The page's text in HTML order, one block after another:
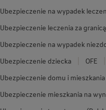
Ubezpieczenie na wypadek
Ubezpieczenie leczenia za granicą
Ubezpieczenie na wypadek
Ubezpieczenie dziecka
OFE
Ubezpieczenie domu i mieszkania
Ubezpieczenie mieszkania na